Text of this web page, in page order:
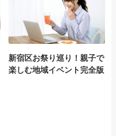
新宿区お祭り巡り！親子で
楽しむ地域イベント完全版